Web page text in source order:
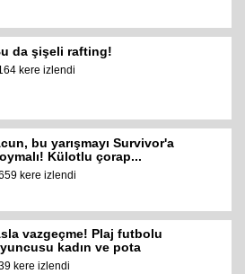
da şişeli rafting!
kere izlendi
bu yarışmayı Survivor'a
Külotlu çorap...
kere izlendi
vazgeçme! Plaj futbolu
kadın ve pota
kere izlendi